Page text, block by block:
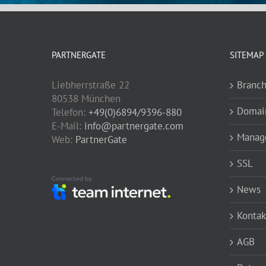
PARTNERGATE
Liebherrstraße 22
80538 München
Telefon: +49(0)6894/9396-880
E-Mail: info@partnergate.com
Web: PartnerGate
SITEMAP
SSL
News
AGB